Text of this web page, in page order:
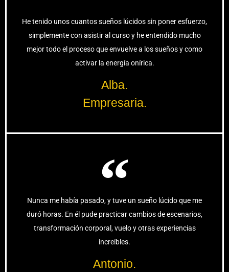
He tenido unos cuantos sueños lúcidos sin poner esfuerzo,
simplemente con asistir al curso y he entendido mucho
mejor todo el proceso que envuelve a los sueños y como
activar la energía onírica.
Alba.
Empresaria.
Nunca me había pasado, y tuve un sueño lúcido que me
duró horas. En él pude practicar cambios de escenarios,
transformación corporal, vuelo y otras experiencias
increíbles.
Antonio.